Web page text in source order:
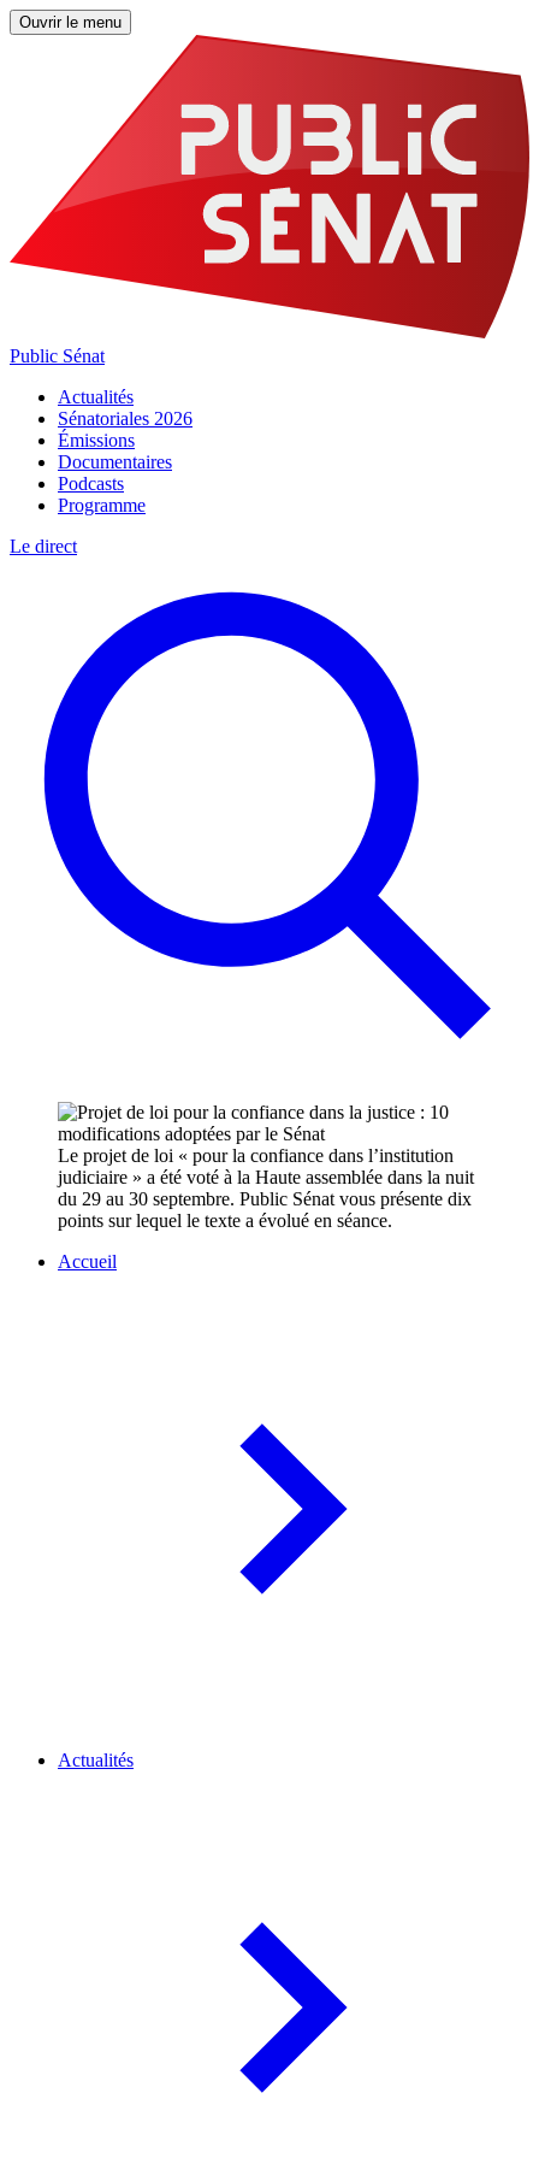
Ouvrir le menu
Public Sénat
Actualités
Sénatoriales 2026
Émissions
Documentaires
Podcasts
Programme
Le direct
Le projet de loi « pour la confiance dans l’institution
judiciaire » a été voté à la Haute assemblée dans la nuit
du 29 au 30 septembre. Public Sénat vous présente dix
points sur lequel le texte a évolué en séance.
Accueil
Actualités